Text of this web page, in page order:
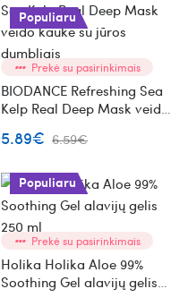
Populiaru
Prekė su pasirinkimais
BIODANCE Refreshing Sea
Kelp Real Deep Mask veido
5.89€ 6.59€
Populiaru
Prekė su pasirinkimais
Holika Holika Aloe 99%
Soothing Gel alavijų gelis